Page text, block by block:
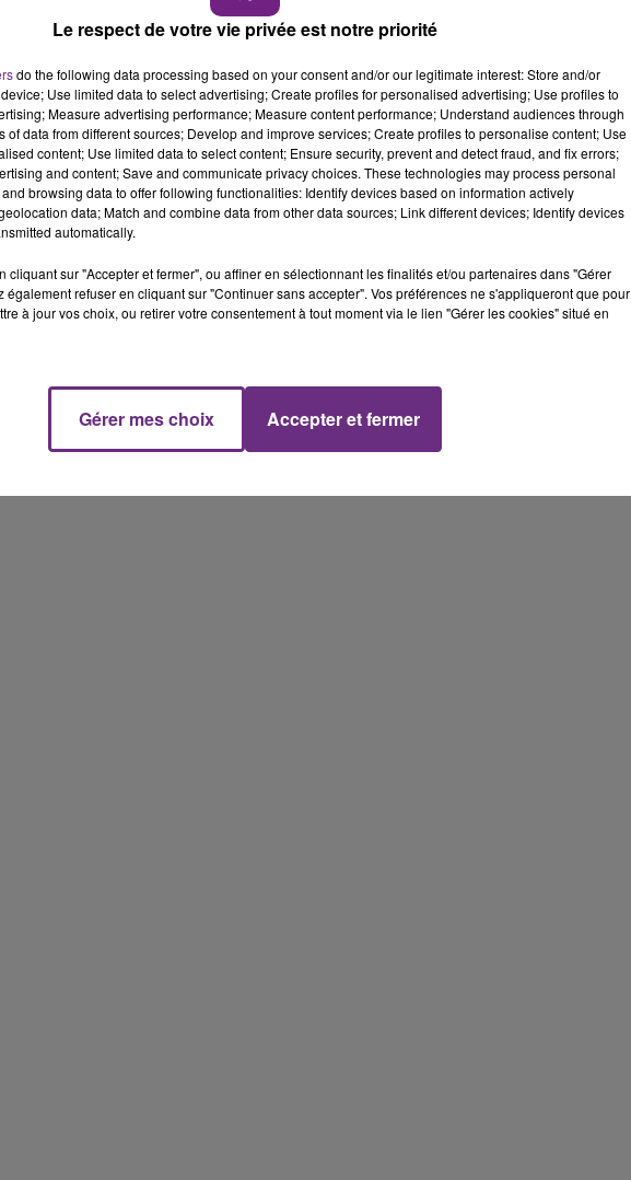
jobs au palais des fêtes d’Epernay, de 14 à 19h.
recherche d’un job d’été, d’un job à l’année ou
CDD ou CDI.
et ses environs.
ouvert sur le site de pôle emploi en Champagne-
différentes offres du secteur industriel, salon
Le respect de votre vie privée est notre priorité
do the following data processing based on your consent and/or our legitimate interest: Store and/or
Use limited data to select advertising; Create profiles for personalised advertising; Use profiles to
Measure advertising performance; Measure content performance; Understand audiences through
of data from different sources; Develop and improve services; Create profiles to personalise content; Use
content; Use limited data to select content; Ensure security, prevent and detect fraud, and fix errors;
and content; Save and communicate privacy choices. These technologies may process personal
browsing data to offer following functionalities: Identify devices based on information actively
data; Match and combine data from other data sources; Link different devices; Identify devices
automatically.
cliquant sur "Accepter et fermer", ou affiner en sélectionnant les finalités et/ou partenaires dans "Gérer
également refuser en cliquant sur "Continuer sans accepter". Vos préférences ne s'appliqueront que pour
à jour vos choix, ou retirer votre consentement à tout moment via le lien "Gérer les cookies" situé en
Gérer mes choix Accepter et fermer